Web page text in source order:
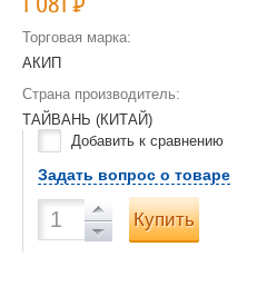
Торговая марка:
АКИП
Страна производитель:
ТАЙВАНЬ (КИТАЙ)
Добавить к сравнению
Задать вопрос о товаре
Купить